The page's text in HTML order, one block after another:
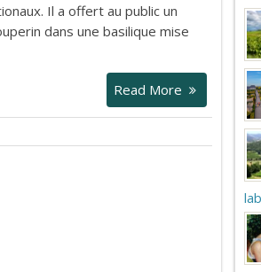
Il a offert au public un
dans une basilique mise
Read More